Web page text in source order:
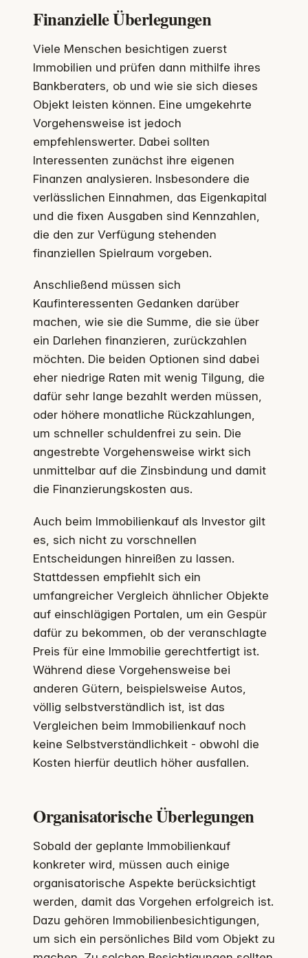
Finanzielle Überlegungen
Viele Menschen besichtigen zuerst
Immobilien und prüfen dann mithilfe ihres
Bankberaters, ob und wie sie sich dieses
Objekt leisten können. Eine umgekehrte
Vorgehensweise ist jedoch
empfehlenswerter. Dabei sollten
Interessenten zunächst ihre eigenen
Finanzen analysieren. Insbesondere die
verlässlichen Einnahmen, das Eigenkapital
und die fixen Ausgaben sind Kennzahlen,
die den zur Verfügung stehenden
finanziellen Spielraum vorgeben.
Anschließend müssen sich
Kaufinteressenten Gedanken darüber
machen, wie sie die Summe, die sie über
ein Darlehen finanzieren, zurückzahlen
möchten. Die beiden Optionen sind dabei
eher niedrige Raten mit wenig Tilgung, die
dafür sehr lange bezahlt werden müssen,
oder höhere monatliche Rückzahlungen,
um schneller schuldenfrei zu sein. Die
angestrebte Vorgehensweise wirkt sich
unmittelbar auf die Zinsbindung und damit
die Finanzierungskosten aus.
Auch beim Immobilienkauf als Investor gilt
es, sich nicht zu vorschnellen
Entscheidungen hinreißen zu lassen.
Stattdessen empfiehlt sich ein
umfangreicher Vergleich ähnlicher Objekte
auf einschlägigen Portalen, um ein Gespür
dafür zu bekommen, ob der veranschlagte
Preis für eine Immobilie gerechtfertigt ist.
Während diese Vorgehensweise bei
anderen Gütern, beispielsweise Autos,
völlig selbstverständlich ist, ist das
Vergleichen beim Immobilienkauf noch
keine Selbstverständlichkeit - obwohl die
Kosten hierfür deutlich höher ausfallen.
Organisatorische Überlegungen
Sobald der geplante Immobilienkauf
konkreter wird, müssen auch einige
organisatorische Aspekte berücksichtigt
werden, damit das Vorgehen erfolgreich ist.
Dazu gehören Immobilienbesichtigungen,
um sich ein persönliches Bild vom Objekt zu